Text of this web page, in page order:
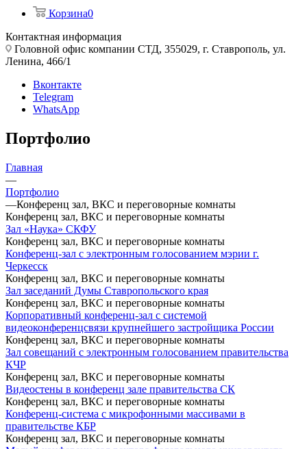
Корзина0
Контактная информация
Головной офис компании СТД, 355029, г. Ставрополь, ул.
Ленина, 466/1
Вконтакте
Telegram
WhatsApp
Портфолио
Главная
—
Портфолио
—Конференц зал, ВКС и переговорные комнаты
Конференц зал, ВКС и переговорные комнаты
Зал «Наука» СКФУ
Конференц зал, ВКС и переговорные комнаты
Конференц-зал с электронным голосованием мэрии г.
Черкесск
Конференц зал, ВКС и переговорные комнаты
Зал заседаний Думы Ставропольского края
Конференц зал, ВКС и переговорные комнаты
Корпоративный конференц-зал с системой
видеоконференцсвязи крупнейшего застройщика России
Конференц зал, ВКС и переговорные комнаты
Зал совещаний с электронным голосованием правительства
КЧР
Конференц зал, ВКС и переговорные комнаты
Видеостены в конференц зале правительства СК
Конференц зал, ВКС и переговорные комнаты
Конференц-система с микрофонными массивами в
правительстве КБР
Конференц зал, ВКС и переговорные комнаты